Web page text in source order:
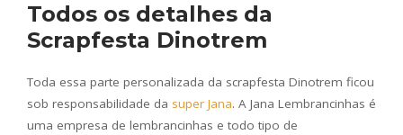
Todos os detalhes da
Scrapfesta Dinotrem
Toda essa parte personalizada da scrapfesta Dinotrem ficou
sob responsabilidade da super Jana. A Jana Lembrancinhas é
uma empresa de lembrancinhas e todo tipo de